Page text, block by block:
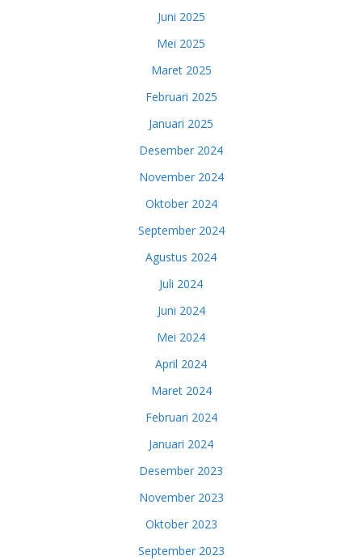
Juni 2025
Mei 2025
Maret 2025
Februari 2025
Januari 2025
Desember 2024
November 2024
Oktober 2024
September 2024
Agustus 2024
Juli 2024
Juni 2024
Mei 2024
April 2024
Maret 2024
Februari 2024
Januari 2024
Desember 2023
November 2023
Oktober 2023
September 2023